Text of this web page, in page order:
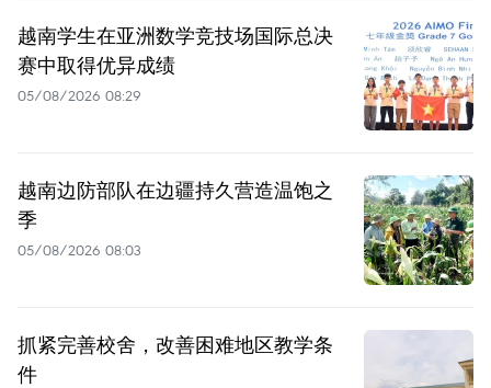
越南学生在亚洲数学竞技场国际总决
赛中取得优异成绩
05/08/2026 08:29
越南边防部队在边疆持久营造温饱之
季
05/08/2026 08:03
抓紧完善校舍，改善困难地区教学条
件